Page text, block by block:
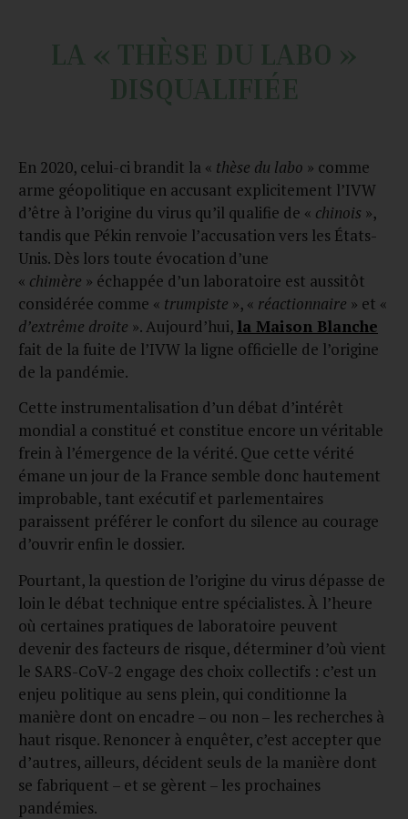
LA « THÈSE DU LABO »
DISQUALIFIÉE
En 2020, celui-ci brandit la « thèse du labo » comme
arme géopolitique en accusant explicitement l’IVW
d’être à l’origine du virus qu’il qualifie de « chinois »,
tandis que Pékin renvoie l’accusation vers les États-
Unis. Dès lors toute évocation d’une
« chimère » échappée d’un laboratoire est aussitôt
considérée comme « trumpiste », « réactionnaire » et «
d’extrême droite ». Aujourd’hui, la Maison Blanche
fait de la fuite de l’IVW la ligne officielle de l’origine
de la pandémie.
Cette instrumentalisation d’un débat d’intérêt
mondial a constitué et constitue encore un véritable
frein à l’émergence de la vérité. Que cette vérité
émane un jour de la France semble donc hautement
improbable, tant exécutif et parlementaires
paraissent préférer le confort du silence au courage
d’ouvrir enfin le dossier.
Pourtant, la question de l’origine du virus dépasse de
loin le débat technique entre spécialistes. À l’heure
où certaines pratiques de laboratoire peuvent
devenir des facteurs de risque, déterminer d’où vient
le SARS-CoV-2 engage des choix collectifs : c’est un
enjeu politique au sens plein, qui conditionne la
manière dont on encadre – ou non – les recherches à
haut risque. Renoncer à enquêter, c’est accepter que
d’autres, ailleurs, décident seuls de la manière dont
se fabriquent – et se gèrent – les prochaines
pandémies.